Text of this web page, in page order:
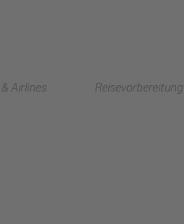
Airlines Reisevorbereitung